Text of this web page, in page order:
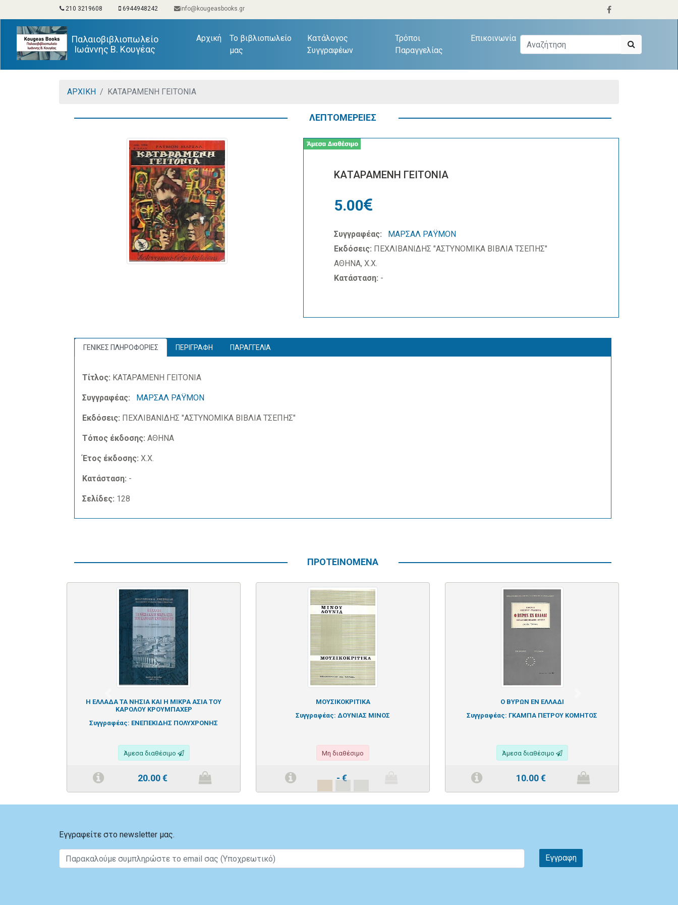
210 3219608 6944948242 info@kougeasbooks.gr
Παλαιοβιβλιοπωλείο
Ιωάννης Β. Κουγέας
Αρχική(current)
Το βιβλιοπωλείο
μας
Κατάλογος
Συγγραφέων
Τρόποι
Παραγγελίας
Επικοινωνία
ΑΡΧΙΚΗ ΚΑΤΑΡΑΜΕΝΗ ΓΕΙΤΟΝΙΑ
ΛΕΠΤΟΜΕΡΕΙΕΣ
ΚΑΤΑΡΑΜΕΝΗ ΓΕΙΤΟΝΙΑ
5.00
Συγγραφέας:
ΜΑΡΣΑΛ ΡΑΫΜΟΝ
Εκδόσεις: ΠΕΧΛΙΒΑΝΙΔΗΣ "ΑΣΤΥΝΟΜΙΚΑ ΒΙΒΛΙΑ ΤΣΕΠΗΣ"
ΑΘΗΝΑ, Χ.Χ.
Κατάσταση: -
ΓΕΝΙΚΕΣ ΠΛΗΡΟΦΟΡΙΕΣ ΠΕΡΙΓΡΑΦΗ ΠΑΡΑΓΓΕΛΙΑ
Τίτλος: ΚΑΤΑΡΑΜΕΝΗ ΓΕΙΤΟΝΙΑ
Συγγραφέας: ΜΑΡΣΑΛ ΡΑΫΜΟΝ
Εκδόσεις: ΠΕΧΛΙΒΑΝΙΔΗΣ "ΑΣΤΥΝΟΜΙΚΑ ΒΙΒΛΙΑ ΤΣΕΠΗΣ"
Τόπος έκδοσης: ΑΘΗΝΑ
Έτος έκδοσης: Χ.Χ.
Κατάσταση: -
Σελίδες: 128
ΠΡΟΤΕΙΝΟΜΕΝΑ
Η ΕΛΛΑΔΑ ΤΑ ΝΗΣΙΑ ΚΑΙ Η ΜΙΚΡΑ ΑΣΙΑ ΤΟΥ
ΚΑΡΟΛΟΥ ΚΡΟΥΜΠΑΧΕΡ
Συγγραφέας: ΕΝΕΠΕΚΙΔΗΣ ΠΟΛΥΧΡΟΝΗΣ
Άμεσα διαθέσιμο
20.00€
ΜΟΥΣΙΚΟΚΡΙΤΙΚΑ
Συγγραφέας: ΔΟΥΝΙΑΣ ΜΙΝΟΣ
Μη διαθέσιμο
- €
Ο ΒΥΡΩΝ ΕΝ ΕΛΛΑΔΙ
Συγγραφέας: ΓΚΑΜΠΑ ΠΕΤΡΟΥ ΚΟΜΗΤΟΣ
Άμεσα διαθέσιμο
10.00€
Previous
Εγγραφείτε στο newsletter μας.
Εγγραφη